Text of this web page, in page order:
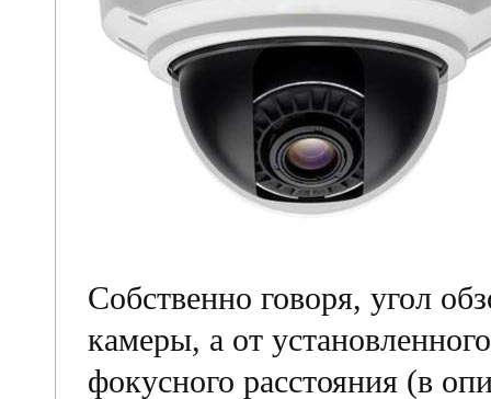
Собственно говоря, угол
камеры, а от
фокусного расстояния (в